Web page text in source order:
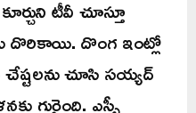
టీవీ చూస్తూ
దొరికాయి. దొంగ ఇంట్లో
చూసి సయ్యద్
గురైంది. ఎస్పీ